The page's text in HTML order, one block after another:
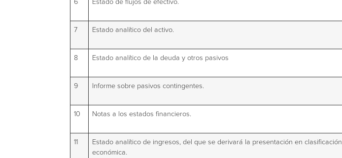
7
Estado analítico del activo.
8
Estado analítico de la deuda y otros pasivos
9
Informe sobre pasivos contingentes.
10
Notas a los estados financieros.
11
Estado analítico de ingresos, del que se derivará la presentación en clasificación
económica.